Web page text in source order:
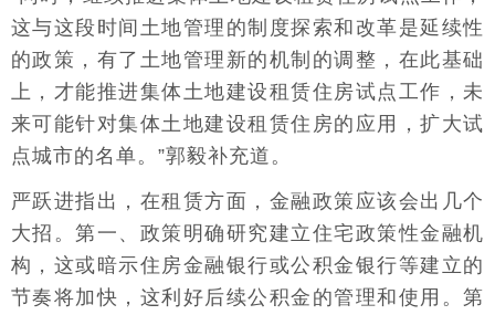
这与这段时间土地管理的制度探索和改革是延续性
的政策，有了土地管理新的机制的调整，在此基础
上，才能推进集体土地建设租赁住房试点工作，未
来可能针对集体土地建设租赁住房的应用，扩大试
点城市的名单。”郭毅补充道。
严跃进指出，在租赁方面，金融政策应该会出几个
大招。第一、政策明确研究建立住宅政策性金融机
构，这或暗示住房金融银行或公积金银行等建立的
节奏将加快，这利好后续公积金的管理和使用。第